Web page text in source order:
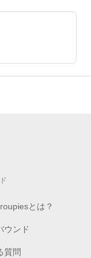
とは？
ウンド
質問